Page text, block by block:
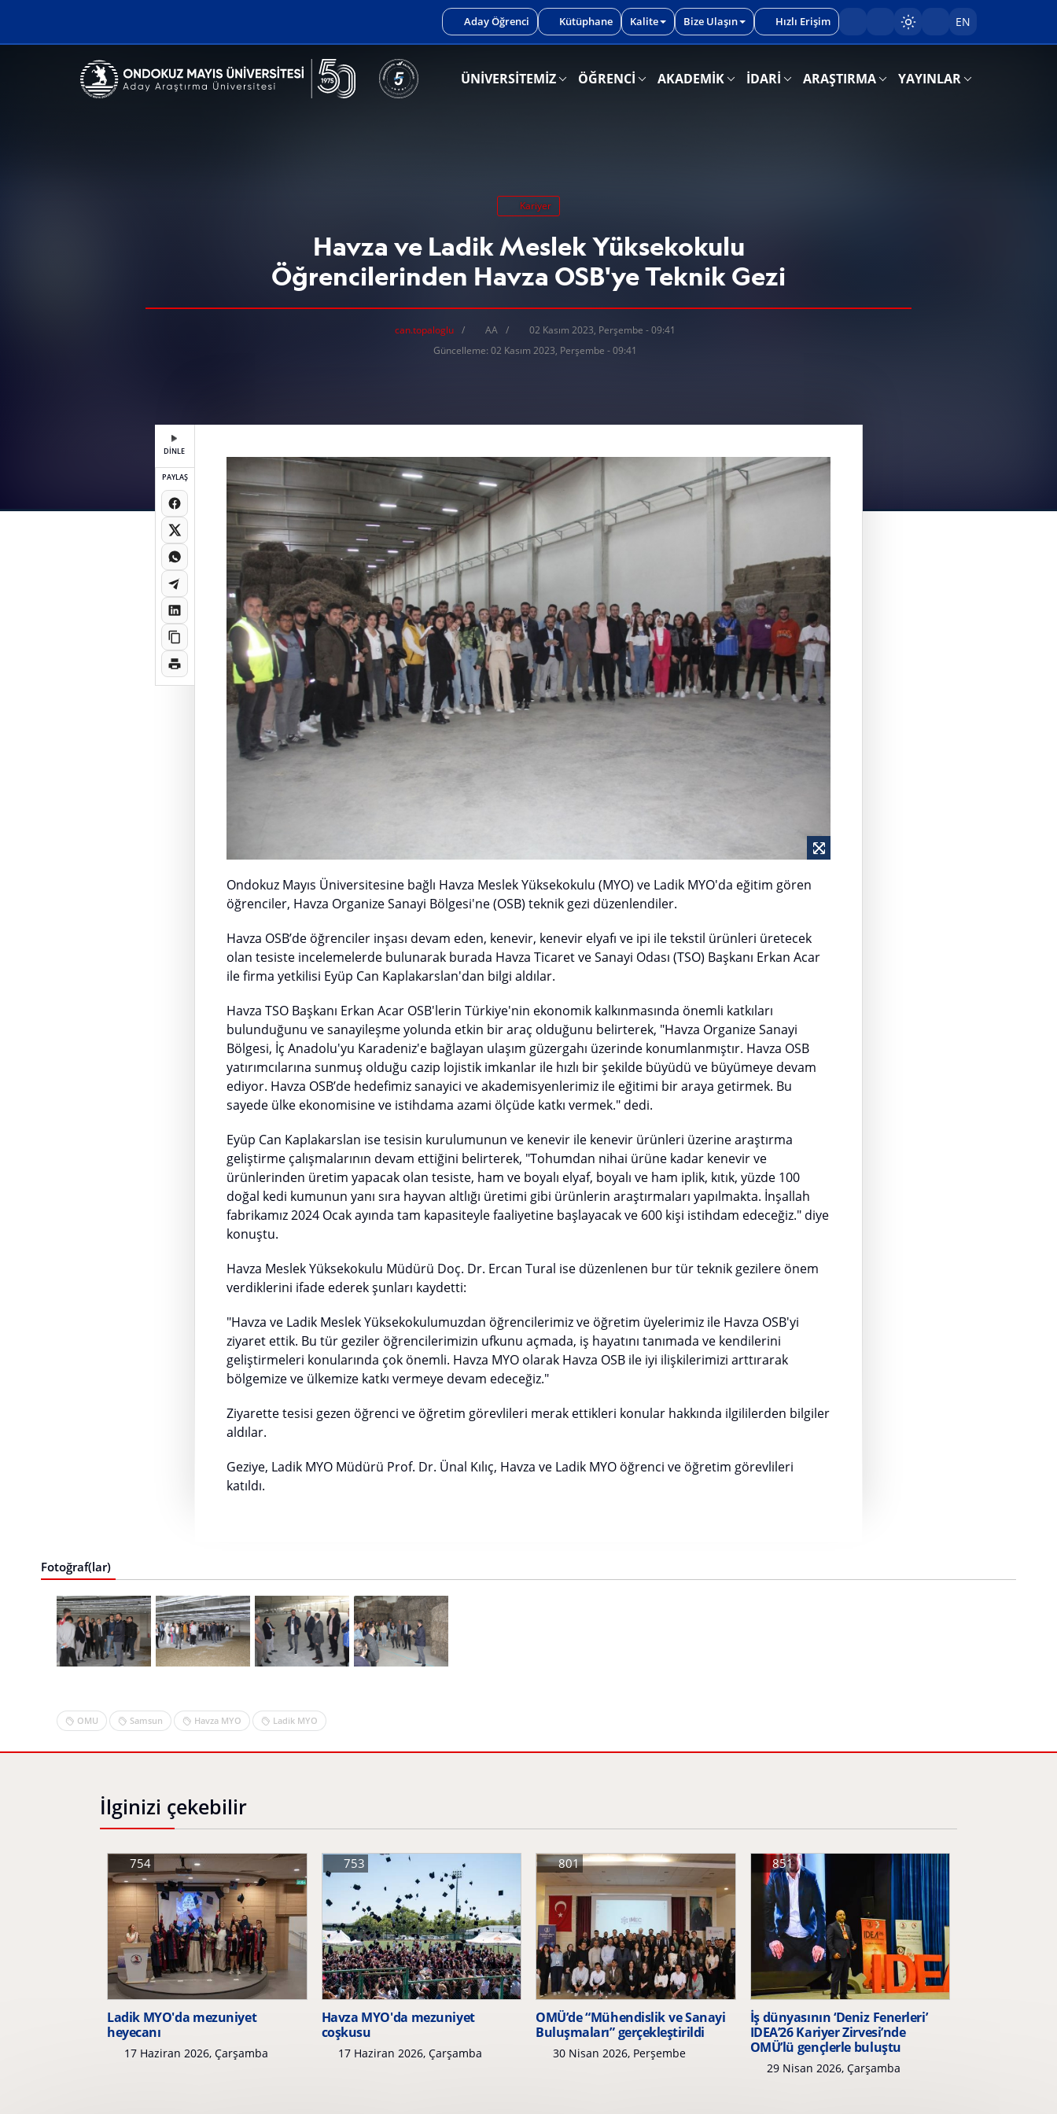
ÜNİVERSİTEMİZ ÖĞRENCİ AKADEMİK İDARİ ARAŞTIRMA YAYINLAR
Aday Öğrenci Kütüphane Kalite Bize Ulaşın Hızlı Erişim Sayfayı karart/aç
EN
Kariyer
Havza ve Ladik Meslek Yüksekokulu
Öğrencilerinden Havza OSB'ye Teknik Gezi
can.topaloglu AA
02 Kasım 2023, Perşembe - 09:41
Güncelleme: 02 Kasım 2023, Perşembe - 09:41
PAYLAŞ
DİNLE
Ondokuz Mayıs Üniversitesine bağlı Havza Meslek Yüksekokulu (MYO) ve Ladik MYO'da eğitim gören
öğrenciler, Havza Organize Sanayi Bölgesi'ne (OSB) teknik gezi düzenlendiler.
Havza OSB’de öğrenciler inşası devam eden, kenevir, kenevir elyafı ve ipi ile tekstil ürünleri üretecek
olan tesiste incelemelerde bulunarak burada Havza Ticaret ve Sanayi Odası (TSO) Başkanı Erkan Acar
ile firma yetkilisi Eyüp Can Kaplakarslan'dan bilgi aldılar.
Havza TSO Başkanı Erkan Acar OSB'lerin Türkiye'nin ekonomik kalkınmasında önemli katkıları
bulunduğunu ve sanayileşme yolunda etkin bir araç olduğunu belirterek, "Havza Organize Sanayi
Bölgesi, İç Anadolu'yu Karadeniz'e bağlayan ulaşım güzergahı üzerinde konumlanmıştır. Havza OSB
yatırımcılarına sunmuş olduğu cazip lojistik imkanlar ile hızlı bir şekilde büyüdü ve büyümeye devam
ediyor. Havza OSB’de hedefimiz sanayici ve akademisyenlerimiz ile eğitimi bir araya getirmek. Bu
sayede ülke ekonomisine ve istihdama azami ölçüde katkı vermek." dedi.
Eyüp Can Kaplakarslan ise tesisin kurulumunun ve kenevir ile kenevir ürünleri üzerine araştırma
geliştirme çalışmalarının devam ettiğini belirterek, "Tohumdan nihai ürüne kadar kenevir ve
ürünlerinden üretim yapacak olan tesiste, ham ve boyalı elyaf, boyalı ve ham iplik, kıtık, yüzde 100
doğal kedi kumunun yanı sıra hayvan altlığı üretimi gibi ürünlerin araştırmaları yapılmakta. İnşallah
fabrikamız 2024 Ocak ayında tam kapasiteyle faaliyetine başlayacak ve 600 kişi istihdam edeceğiz." diye
konuştu.
Havza Meslek Yüksekokulu Müdürü Doç. Dr. Ercan Tural ise düzenlenen bur tür teknik gezilere önem
verdiklerini ifade ederek şunları kaydetti:
"Havza ve Ladik Meslek Yüksekokulumuzdan öğrencilerimiz ve öğretim üyelerimiz ile Havza OSB'yi
ziyaret ettik. Bu tür geziler öğrencilerimizin ufkunu açmada, iş hayatını tanımada ve kendilerini
geliştirmeleri konularında çok önemli. Havza MYO olarak Havza OSB ile iyi ilişkilerimizi arttırarak
bölgemize ve ülkemize katkı vermeye devam edeceğiz."
Ziyarette tesisi gezen öğrenci ve öğretim görevlileri merak ettikleri konular hakkında ilgililerden bilgiler
aldılar.
Geziye, Ladik MYO Müdürü Prof. Dr. Ünal Kılıç, Havza ve Ladik MYO öğrenci ve öğretim görevlileri
katıldı.
Fotoğraf(lar)
OMU Samsun Havza MYO Ladik MYO
İlginizi çekebilir
Ladik MYO'da mezuniyet
heyecanı
17 Haziran 2026, Çarşamba
754
Havza MYO'da mezuniyet
coşkusu
17 Haziran 2026, Çarşamba
753
OMÜ’de “Mühendislik ve Sanayi
Buluşmaları” gerçekleştirildi
30 Nisan 2026, Perşembe
801
İş dünyasının ‘Deniz Fenerleri’
IDEA’26 Kariyer Zirvesi’nde
OMÜ’lü gençlerle buluştu
29 Nisan 2026, Çarşamba
851